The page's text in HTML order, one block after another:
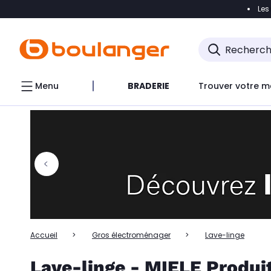
Accéder
Accéder directement au chatbot
Menu BRADERIE Trouver votre
Accueil Gros électroménager Lave-linge